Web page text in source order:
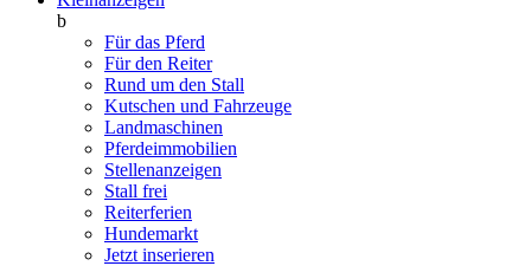
b
Für das Pferd
Für den Reiter
Rund um den Stall
Kutschen und Fahrzeuge
Landmaschinen
Pferdeimmobilien
Stellenanzeigen
Stall frei
Reiterferien
Hundemarkt
Jetzt inserieren